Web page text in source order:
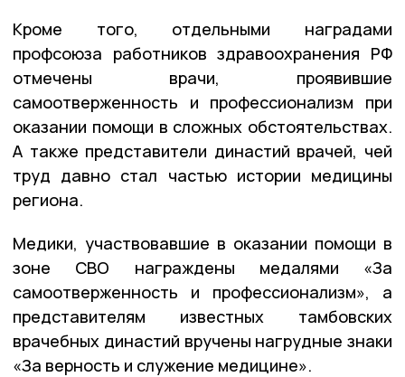
Кроме того, отдельными наградами
профсоюза работников здравоохранения РФ
отмечены врачи, проявившие
самоотверженность и профессионализм при
оказании помощи в сложных обстоятельствах.
А также представители династий врачей, чей
труд давно стал частью истории медицины
региона.
Медики, участвовавшие в оказании помощи в
зоне СВО награждены медалями «За
самоотверженность и профессионализм», а
представителям известных тамбовских
врачебных династий вручены нагрудные знаки
«За верность и служение медицине».